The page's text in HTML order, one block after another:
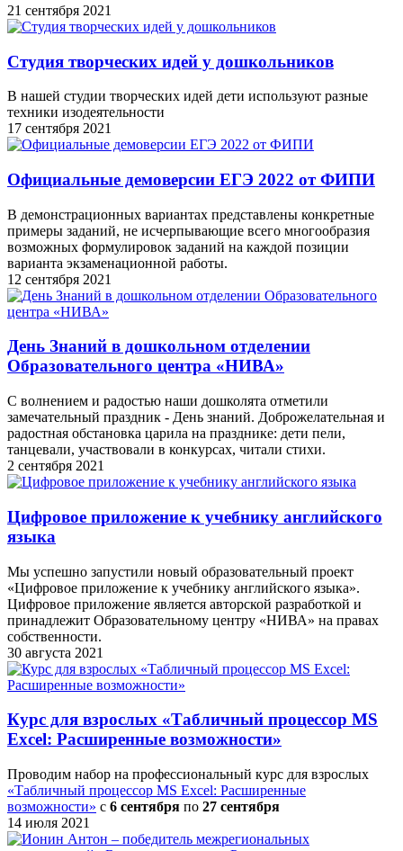
21 сентября 2021
Студия творческих идей у дошкольников
В нашей студии творческих идей дети используют разные
техники изодеятельности
17 сентября 2021
Официальные демоверсии ЕГЭ 2022 от ФИПИ
В демонстрационных вариантах представлены конкретные
примеры заданий, не исчерпывающие всего многообразия
возможных формулировок заданий на каждой позиции
варианта экзаменационной работы.
12 сентября 2021
День Знаний в дошкольном отделении
Образовательного центра «НИВА»
С волнением и радостью наши дошколята отметили
замечательный праздник - День знаний. Доброжелательная и
радостная обстановка царила на празднике: дети пели,
танцевали, участвовали в конкурсах, читали стихи.
2 сентября 2021
Цифровое приложение к учебнику английского
языка
Мы успешно запустили новый образовательный проект
«Цифровое приложение к учебнику английского языка».
Цифровое приложение является авторской разработкой и
принадлежит Образовательному центру «НИВА» на правах
собственности.
30 августа 2021
Курс для взрослых «Табличный процессор MS
Excel: Расширенные возможности»
Проводим набор на профессиональный курс для взрослых
«Табличный процессор MS Excel: Расширенные
возможности» c 6 сентября по 27 сентября
14 июля 2021